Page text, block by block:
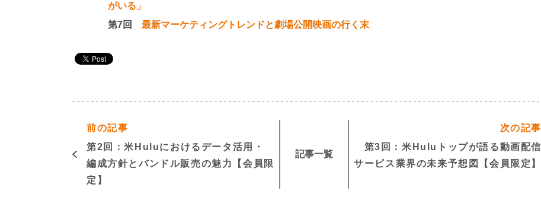
がいる」
第7回 最新マーケティングトレンドと劇場公開映画の行く末
前の記事
第2回：米Huluにおけるデータ活用・
編成方針とバンドル販売の魅力【会員限
定】
記事一覧
次の記事
第3回：米Huluトップが語る動画配信
サービス業界の未来予想図【会員限定】